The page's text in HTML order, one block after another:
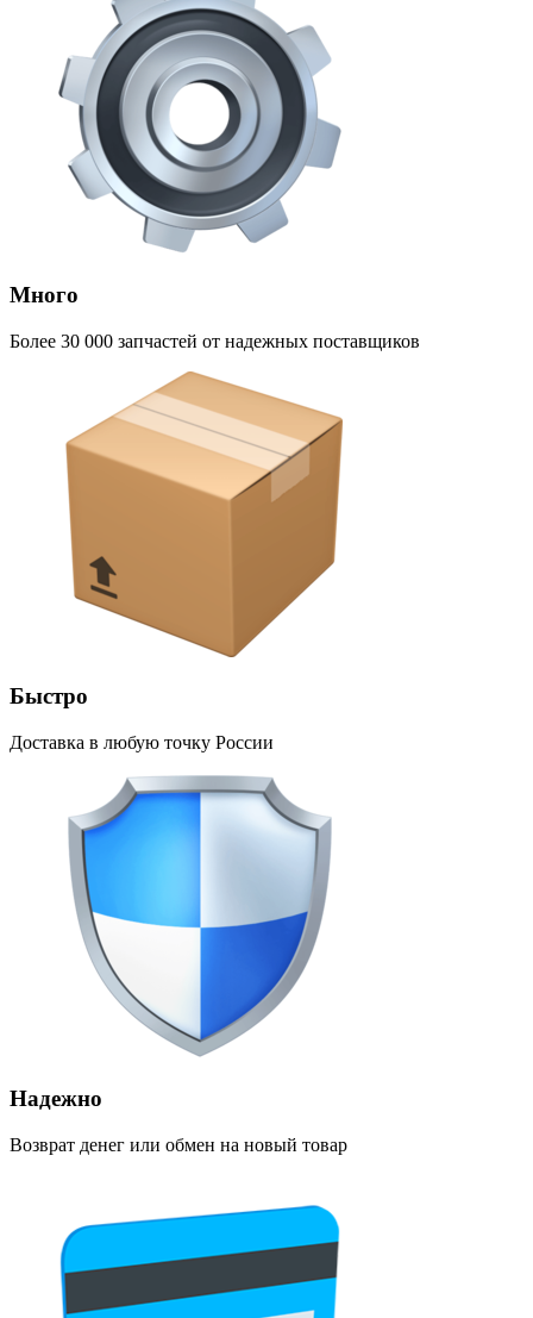
Много
Более 30 000 запчастей от надежных поставщиков
Быстро
Доставка в любую точку России
Надежно
Возврат денег или обмен на новый товар